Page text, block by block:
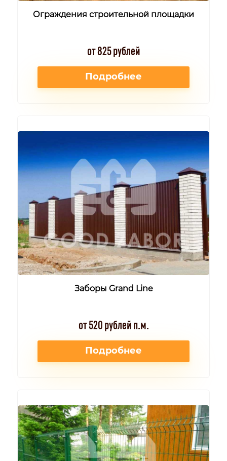
Ограждения строительной площадки
от 825 рублей
Подробнее
Заборы Grand Line
от 520 рублей п.м.
Подробнее